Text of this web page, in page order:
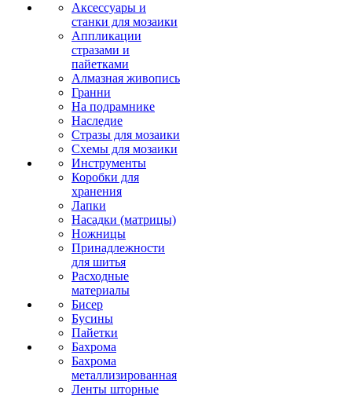
Аксессуары и
станки для мозаики
Аппликации
стразами и
пайетками
Алмазная живопись
Гранни
На подрамнике
Наследие
Стразы для мозаики
Схемы для мозаики
Инструменты
Коробки для
хранения
Лапки
Насадки (матрицы)
Ножницы
Принадлежности
для шитья
Расходные
материалы
Бисер
Бусины
Пайетки
Бахрома
Бахрома
металлизированная
Ленты шторные